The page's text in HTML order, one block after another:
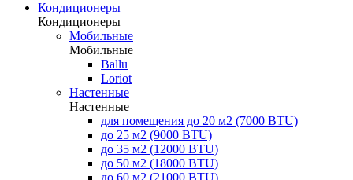
Кондиционеры
Кондиционеры
Мобильные
Мобильные
Ballu
Loriot
Настенные
Настенные
для помещения до 20 м2 (7000 BTU)
до 25 м2 (9000 BTU)
до 35 м2 (12000 BTU)
до 50 м2 (18000 BTU)